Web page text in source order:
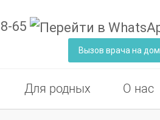
65
Вызов врача на дом
Для родных О нас